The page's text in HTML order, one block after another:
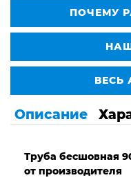
ПОЧЕМУ
ВЕСЬ
Описание
Труба бесшовная
от производителя